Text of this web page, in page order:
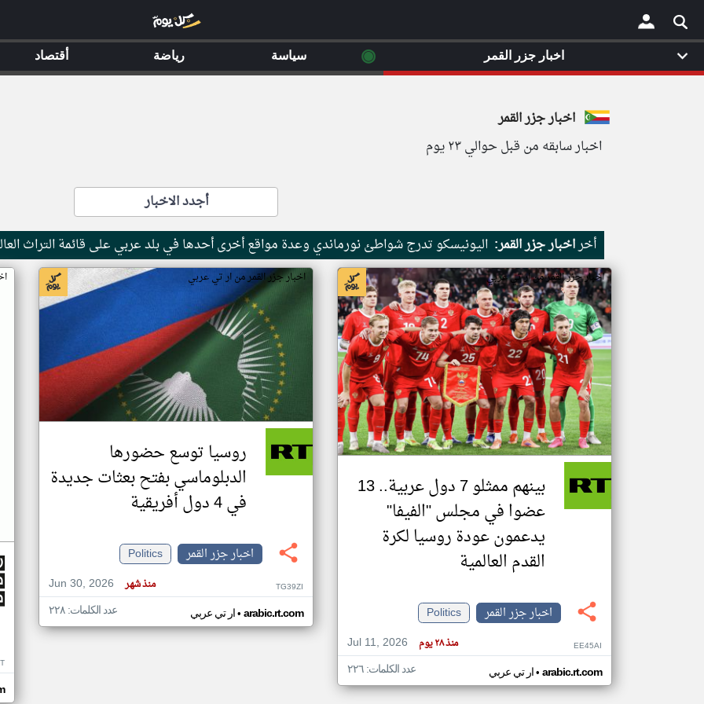
×
اخبار جزر القمر
اخبار سابقه من قبل حوالي ٢٣ يوم
أجدد الاخبار
أخراخبار جزر القمر: اليونيسكو تدرج شواطئ نورماندي وعدة مواقع أخرى أحدها في بلد عربي على قائمة التراث
اخبار جزر القمر من ار تي عربي
بينهم ممثلو 7 دول عربية.. 13
عضوا في مجلس "الفيفا"
يدعمون عودة روسيا لكرة
القدم العالمية
اخبار جزر القمر
Politics
Jul 11, 2026
منذ ٢٨ يوم EE45AI
ار تي عربي• arabic.rt.com عدد الكلمات: ٢٢٦
اخبار جزر القمر من ار تي عربي
روسيا توسع حضورها
الدبلوماسي بفتح بعثات جديدة
في 4 دول أفريقية
اخبار جزر القمر
Politics
Jun 30, 2026
منذ شهر TG39ZI
ار تي عربي• arabic.rt.com عدد الكلمات: ٢٢٨
اخبار جزر القمر ◉ سياسة رياضة أقتصاد